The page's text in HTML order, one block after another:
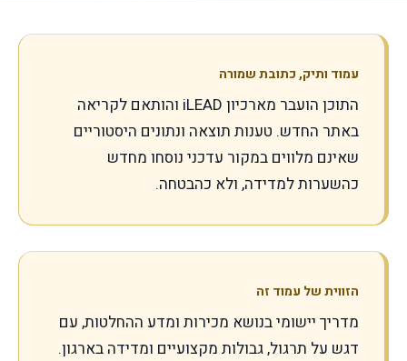
עמוד ותיק, כתובת שמורה
התוכן הועבר מארכיון iLEAD והותאם לקריאה
באתר החדש. טענות תוצאה ונתונים היסטוריים
שאינם מלווים במקור עדכני נוסחו מחדש
כהשערות למדידה, ולא כהבטחה.
הזווית של עמוד זה
מדריך יישומי בנושא מכירות ומדע ההחלטות, עם
דגש על תרגול, גבולות מקצועיים ומדידה בארגון.